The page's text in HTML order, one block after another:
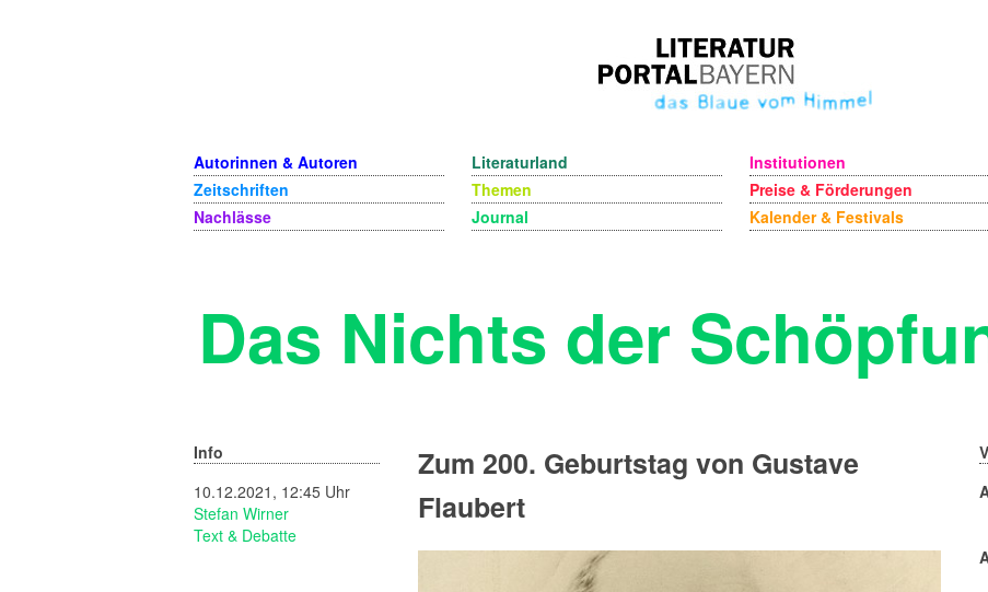
Autorinnen & Autoren
Zeitschriften
Nachlässe
Literaturland
Themen
Journal
Institutionen
Preise & Förderungen
Kalender & Festivals
Das Nichts der
Info
10.12.2021, 12:45 Uhr
Stefan Wirner
Text & Debatte
Zum 200. Geburtstag von Gustave
Flaubert